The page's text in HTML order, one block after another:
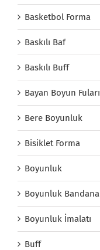
Basketbol Forma
Baskılı Baf
Baskılı Buff
Bayan Boyun Fuları
Bere Boyunluk
Bisiklet Forma
Boyunluk
Boyunluk Bandana
Boyunluk İmalatı
Buff